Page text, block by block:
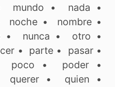
mundo • nada •
noche • nombre•
• nunca • otro •
• parte • pasar•
poco • poder•
querer• quien •